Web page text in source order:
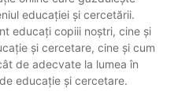
educației și cercetării.
educați copiii noștri, cine și
și cercetare, cine și cum
de adecvate la lumea în
educație și cercetare.